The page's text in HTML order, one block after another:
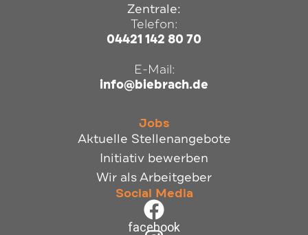
Zentrale:
Telefon:
04421 142 80 70
E-Mail:
info@biebrach.de
Jobs
Aktuelle Stellenangebote
Initiativ bewerben
Wir als Arbeitgeber
Social Media
facebook